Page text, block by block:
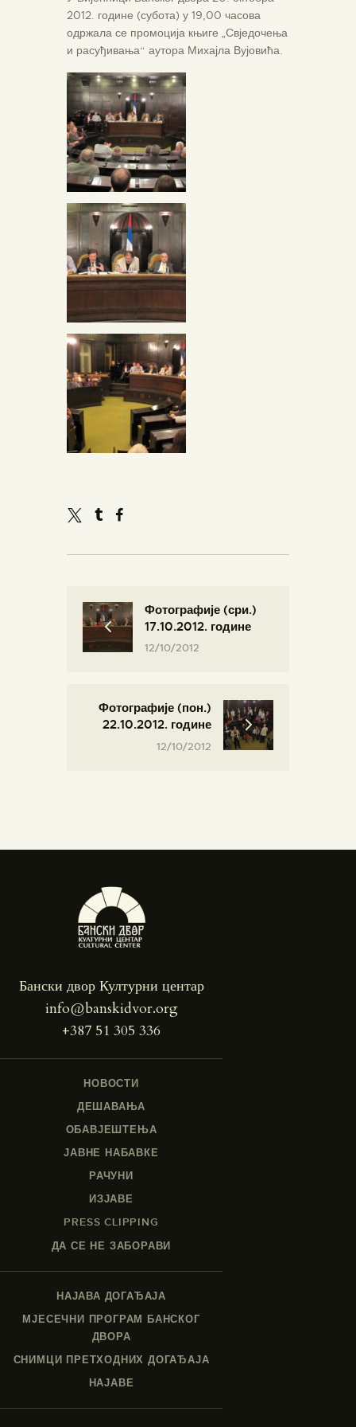
2012. године (субота) у 19,00 часова
одржала се промоција књиге „Свједочења
и расуђивања“ аутора Михајла Вујовића.
Фотографије (сри.)
17.10.2012. године
12/10/2012
Фотографије (пон.)
22.10.2012. године
12/10/2012
Бански двор Културни центар
info@banskidvor.org
+387 51 305 336
НОВОСТИ
ДЕШАВАЊА
ОБАВЈЕШТЕЊА
ЈАВНЕ НАБАВКЕ
РАЧУНИ
ИЗЈАВЕ
PRESS CLIPPING
ДА СЕ НЕ ЗАБОРАВИ
НАЈАВА ДОГАЂАЈА
МЈЕСЕЧНИ ПРОГРАМ БАНСКОГ
ДВОРА
СНИМЦИ ПРЕТХОДНИХ ДОГАЂАЈА
НАЈАВЕ